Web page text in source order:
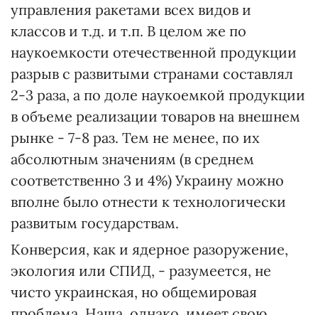
управления ракетами всех видов и
классов и т.д. и т.п. В целом же по
наукоемкости отечественной продукции
разрыв с развитыми странами составлял
2-3 раза, а по доле наукоемкой продукции
в объеме реализации товаров на внешнем
рынке - 7-8 раз. Тем не менее, по их
абсолютным значениям (в среднем
соответственно 3 и 4%) Украину можно
вполне было отнести к технологически
развитым государствам.
Конверсия, как и ядерное разоружение,
экология или СПИД, - разумеется, не
чисто украинская, но общемировая